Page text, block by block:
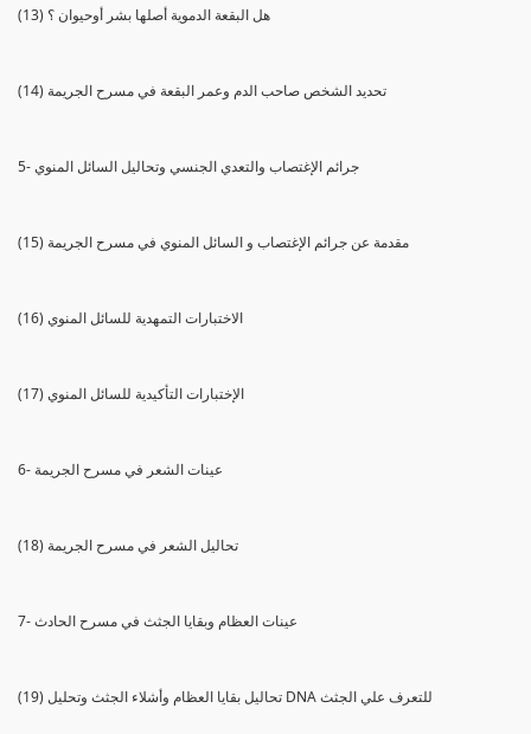
(13) هل البقعة الدموية أصلها بشر أوحيوان ؟
(14) تحديد الشخص صاحب الدم وعمر البقعة في مسرح الجريمة
5- جرائم الإغتصاب والتعدي الجنسي وتحاليل السائل المنوي
(15) مقدمة عن جرائم الإغتصاب و السائل المنوي في مسرح الجريمة
(16) الاختبارات التمهدية للسائل المنوي
(17) الإختبارات التأكيدية للسائل المنوي
6- عينات الشعر في مسرح الجريمة
(18) تحاليل الشعر في مسرح الجريمة
7- عينات العظام وبقايا الجثث في مسرح الحادث
(19) تحاليل بقايا العظام وأشلاء الجثث وتحليل DNA للتعرف علي الجثث